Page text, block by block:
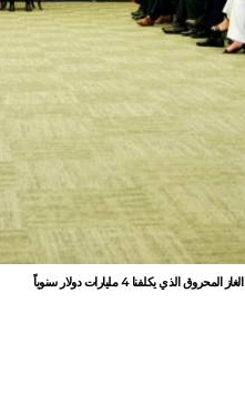
الذي يكلفنا 4 مليارات دولار سنوياً